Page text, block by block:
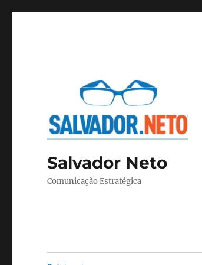
Salvador Neto
Comunicação Estratégica